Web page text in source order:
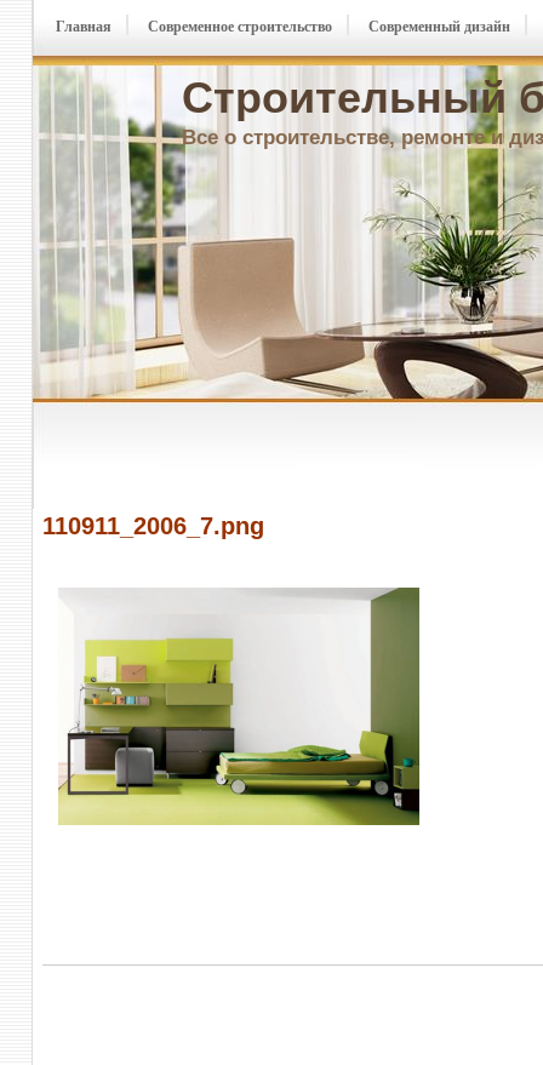
Строительный
Все о строительстве, ремонте и
Главная Современное строительство Современный дизайн
110911_2006_7.png